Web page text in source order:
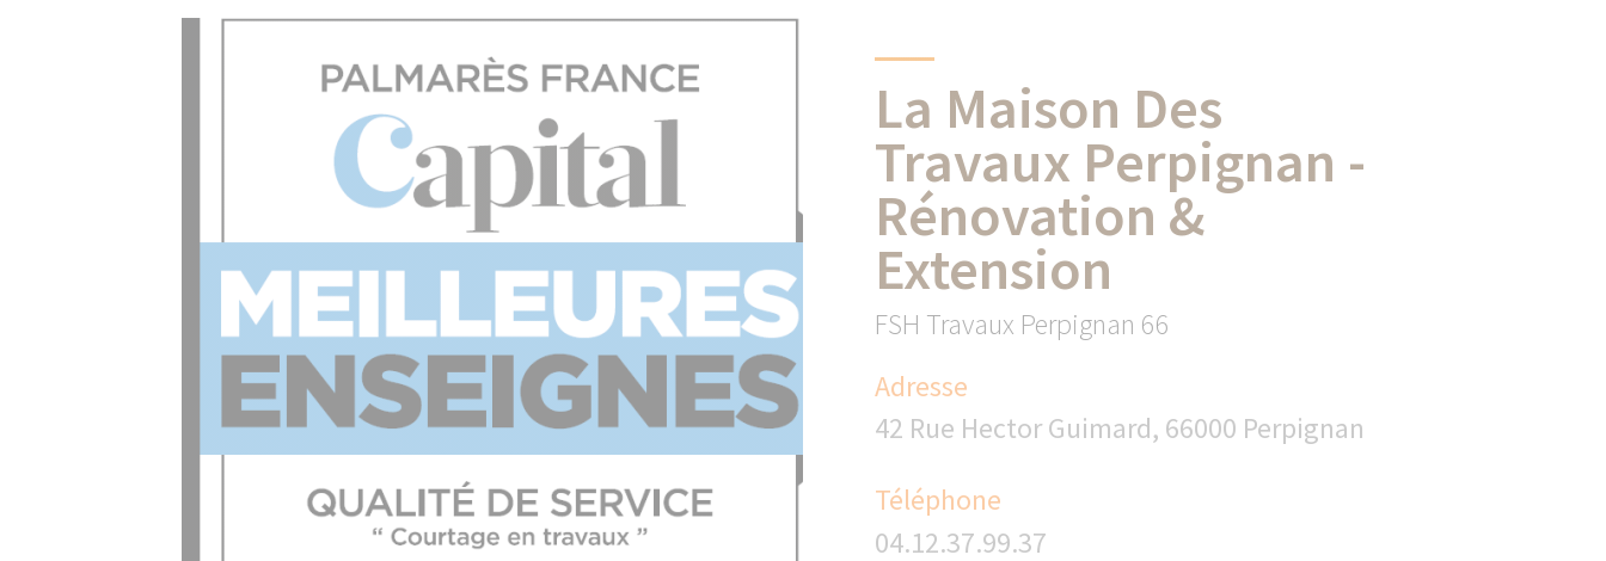
La Maison Des
Travaux Perpignan -
Rénovation &
Extension
FSH Travaux Perpignan 66
Adresse
42 Rue Hector Guimard, 66000 Perpignan
Téléphone
04.12.37.99.37